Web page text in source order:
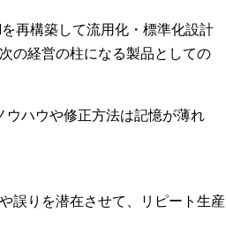
再構築して流用化・標準化設計
の経営の柱になる製品としての
ハウや修正方法は記憶が薄れ
誤りを潜在させて、リピート生産